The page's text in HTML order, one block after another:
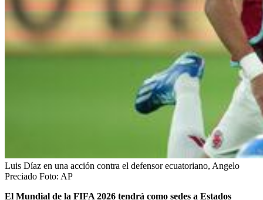
Luis Díaz en una acción contra el defensor ecuatoriano, Angelo
Preciado Foto: AP
El Mundial de la FIFA 2026 tendrá como sedes a Estados